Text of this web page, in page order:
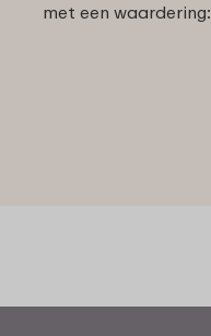
met een waardering: